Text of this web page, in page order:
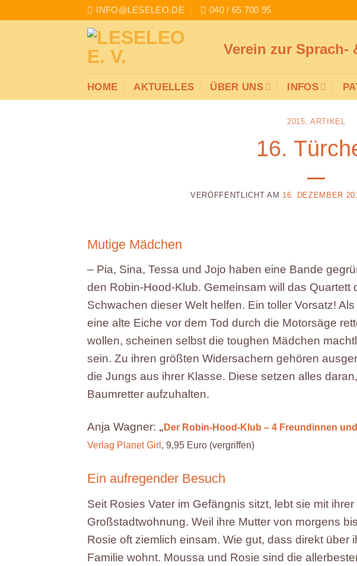
INFO@LESELEO.DE 040 / 65 700 95
Verein zur
HOME AKTUELLES ÜBER UNS INFOS
2015, ARTIKEL
16.
VERÖFFENTLICHT AM 16. DEZEMBER
Mutige Mädchen
– Pia, Sina, Tessa und Jojo haben eine Bande
den Robin-Hood-Klub. Gemeinsam will das Quartett
Schwachen dieser Welt helfen. Ein toller Vorsatz!
eine alte Eiche vor dem Tod durch die Motorsäge
wollen, scheinen selbst die toughen Mädchen
sein. Zu ihren größten Widersachern gehören
die Jungs aus ihrer Klasse. Diese setzen alles
Baumretter aufzuhalten.
Anja Wagner: „ Der Robin-Hood-Klub – 4 Freundinnen
Verlag Planet Girl , 9,95 Euro (vergriffen)
Ein aufregender Besuch
Seit Rosies Vater im Gefängnis sitzt, lebt sie mit
Großstadtwohnung. Weil ihre Mutter von morgens
Rosie oft ziemlich einsam. Wie gut, dass direkt über
Familie wohnt. Moussa und Rosie sind die